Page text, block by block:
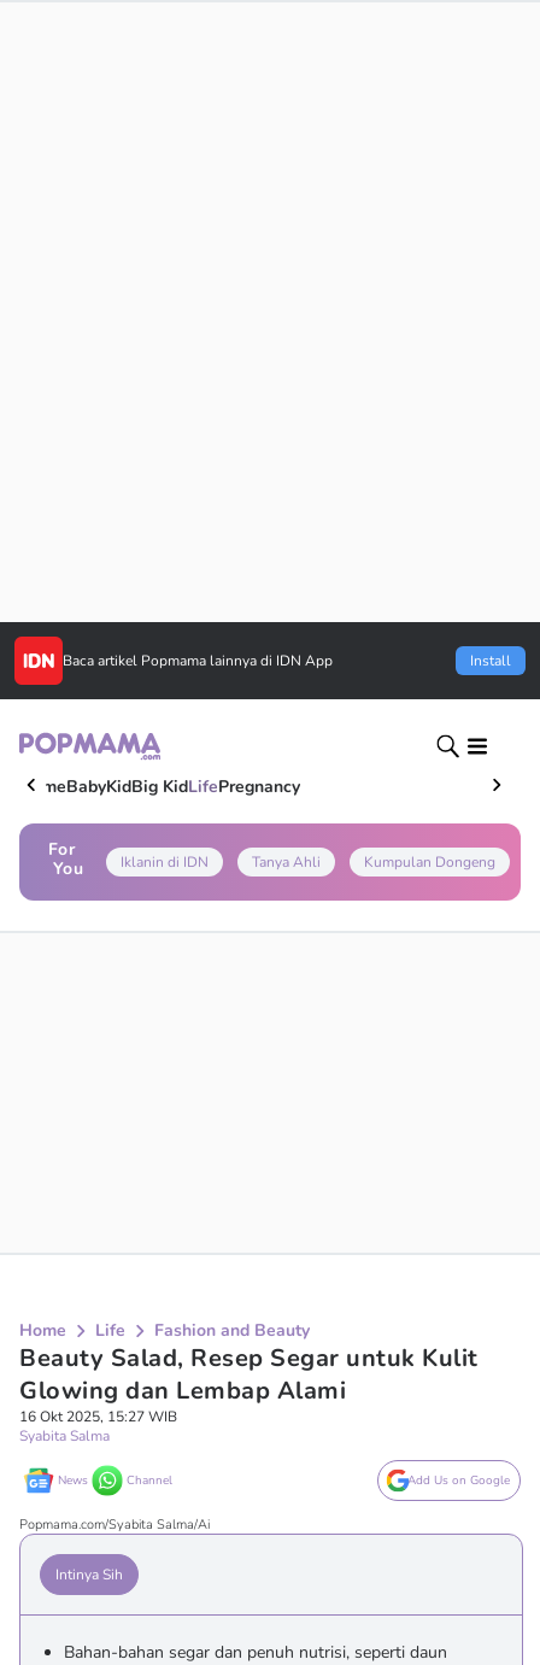
Baca artikel Popmama lainnya di IDN App Install
HomeBabyKidBig KidLifePregnancy
For
You
Iklanin di IDN Tanya Ahli Kumpulan Dongeng
Home Life Fashion and Beauty
Beauty Salad, Resep Segar untuk Kulit
Glowing dan Lembap Alami
16 Okt 2025, 15:27 WIB
Syabita Salma
News Channel Add Us on Google
Popmama.com/Syabita Salma/Ai
Intinya Sih
Bahan-bahan segar dan penuh nutrisi, seperti daun